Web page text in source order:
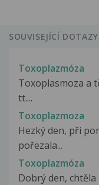
SOUVISEJÍCÍ DOTAZY
Toxoplazmóza
Toxoplasmoza a
tt....
Toxoplazmoza
Hezký den, při
pořezala...
Toxoplazmóza
Dobrý den,